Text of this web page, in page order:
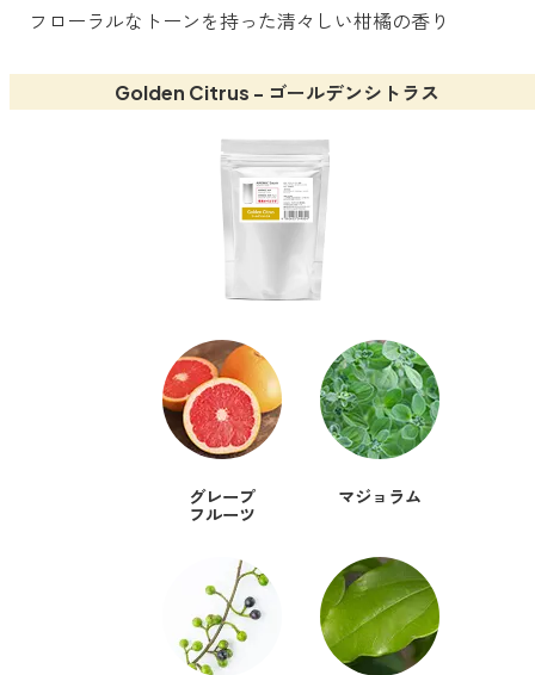
フローラルなトーンを持った清々しい柑橘の香り
Golden Citrus - ゴールデンシトラス
グレープ
フルーツ
マジョラム